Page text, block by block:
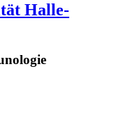
Halle-